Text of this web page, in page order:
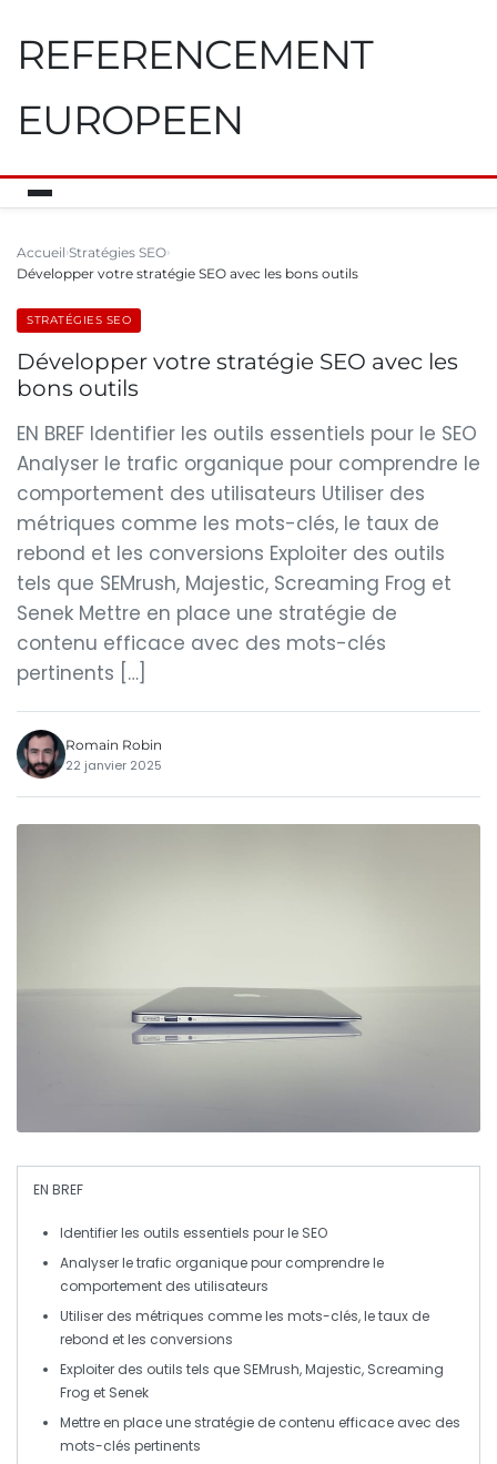
REFERENCEMENT
EUROPEEN
Accueil Stratégies SEO
Développer votre stratégie SEO avec les bons outils
STRATÉGIES SEO
Développer votre stratégie SEO avec les
bons outils
EN BREF Identifier les outils essentiels pour le SEO
Analyser le trafic organique pour comprendre le
comportement des utilisateurs Utiliser des
métriques comme les mots-clés, le taux de
rebond et les conversions Exploiter des outils
tels que SEMrush, Majestic, Screaming Frog et
Senek Mettre en place une stratégie de
contenu efficace avec des mots-clés
pertinents […]
Romain Robin
22 janvier 2025
EN BREF
Identifier les outils essentiels pour le SEO
Analyser letrafic organiquepour comprendre le
comportement des utilisateurs
Utiliser des métriques comme les mots-clés, letaux de
rebond et les conversions
Exploiter des outils tels que SEMrush,Majestic, Screaming
Frog et Senek
Mettre en place une stratégie de contenu efficace avec des
mots-clés pertinents